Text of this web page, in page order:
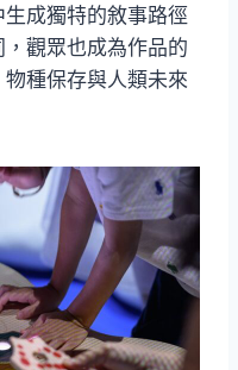
成獨特的敘事路徑
觀眾也成為作品的
種保存與人類未來